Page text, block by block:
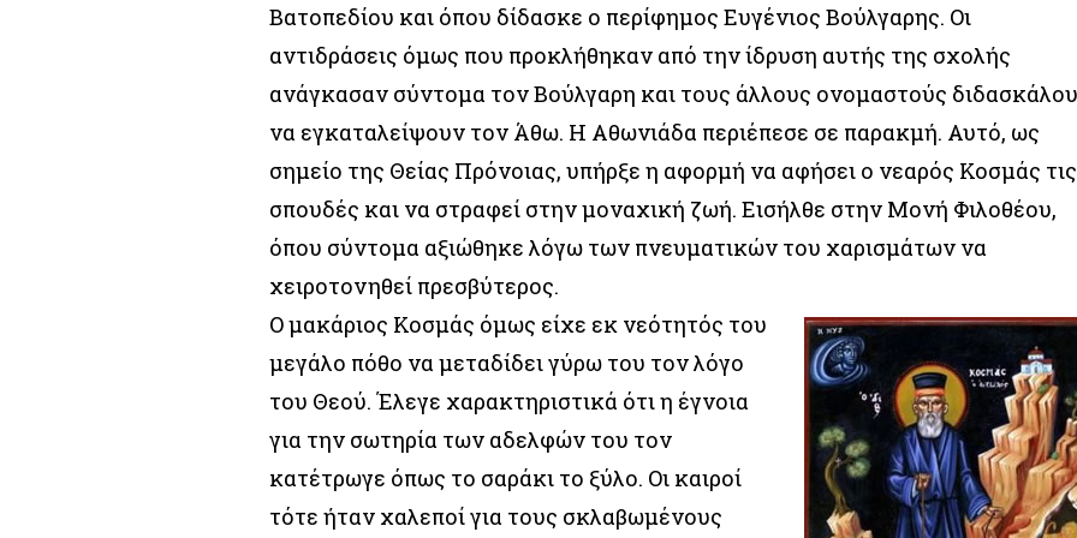
Βατοπεδίου και όπου δίδασκε ο περίφημος Ευγένιος Βούλγαρης. Οι
αντιδράσεις όμως που προκλήθηκαν από την ίδρυση αυτής της σχολής
ανάγκασαν σύντομα τον Βούλγαρη και τους άλλους ονομαστούς
να εγκαταλείψουν τον Άθω. Η Αθωνιάδα περιέπεσε σε παρακμή. Αυτό, ως
σημείο της Θείας Πρόνοιας, υπήρξε η αφορμή να αφήσει ο νεαρός Κοσμάς τις
σπουδές και να στραφεί στην μοναχική ζωή. Εισήλθε στην Μονή Φιλοθέου,
όπου σύντομα αξιώθηκε λόγω των πνευματικών του χαρισμάτων να
χειροτονηθεί πρεσβύτερος.
Ο μακάριος Κοσμάς όμως είχε εκ νεότητός του
μεγάλο πόθο να μεταδίδει γύρω του τον λόγο
του Θεού. Έλεγε χαρακτηριστικά ότι η έγνοια
για την σωτηρία των αδελφών του τον
κατέτρωγε όπως το σαράκι το ξύλο. Οι καιροί
τότε ήταν χαλεποί για τους σκλαβωμένους